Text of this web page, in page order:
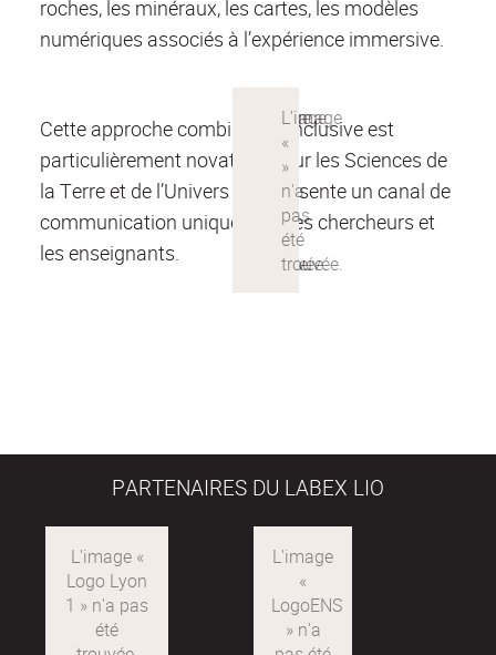
roches, les minéraux, les cartes, les modèles
numériques associés à l’expérience immersive.
Cette approche combinée et inclusive est
particulièrement novatrice pour les Sciences de
la Terre et de l’Univers et représente un canal de
communication unique pour les chercheurs et
les enseignants.
PARTENAIRES DU LABEX LIO
Logo
Lyon
LogoENS